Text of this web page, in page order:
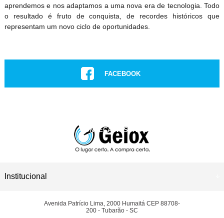
aprendemos e nos adaptamos a uma nova era de tecnologia. Todo
o resultado é fruto de conquista, de recordes históricos que
representam um novo ciclo de oportunidades.
FACEBOOK
CONHEÇA NOSSAS LOJAS
Institucional
Avenida Patrício Lima, 2000 Humaitá CEP 88708-
200 - Tubarão - SC